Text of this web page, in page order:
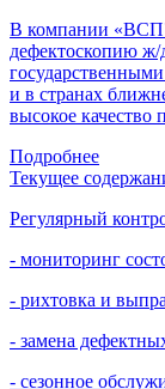
В компании
дефектоскопию ж/
и в странах
высокое качество
Подробнее
Текущее
Регулярный
- мониторинг
- рихтовка и
- замена
- сезонное